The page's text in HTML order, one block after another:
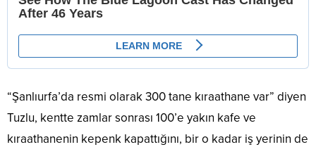
“Şanlıurfa’da resmi olarak 300 tane kıraathane var” diyen
Tuzlu, kentte zamlar sonrası 100’e yakın kafe ve
kıraathanenin kepenk kapattığını, bir o kadar iş yerinin de